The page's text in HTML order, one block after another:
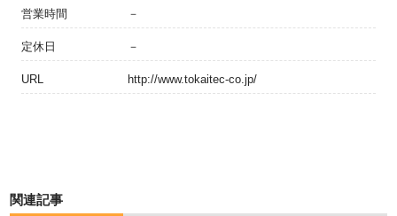
営業時間 －
定休日 －
URL http://www.tokaitec-co.jp/
関連記事